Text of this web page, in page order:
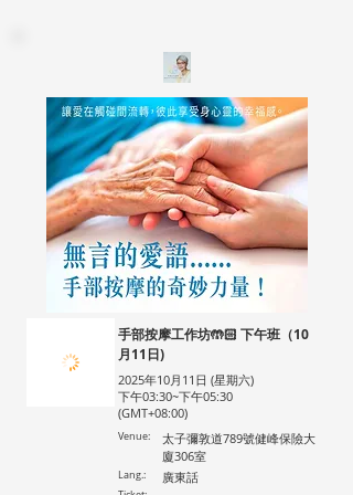
手部按摩工作坊🤲🏻 下午班（10
月11日)
2025年10月11日 (星期六)
下午03:30~下午05:30
(GMT+08:00)
Venue:
太子彌敦道789號健峰保險大
廈306室
Lang.: 廣東話